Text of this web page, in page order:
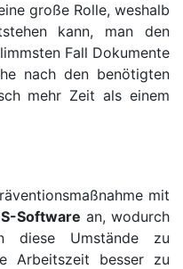
große Rolle, weshalb
kann, man den
Fall Dokumente
nach den benötigten
mehr Zeit als einem
mit
Software an, wodurch
diese Umstände zu
Arbeitszeit besser zu